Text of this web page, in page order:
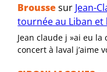
Broussesur Jean-
tournée au Liban et
Jean claude j »ai eu la
concert à laval j’aime